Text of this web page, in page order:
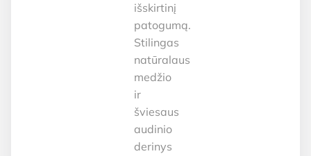
išskirtinį
patogumą.
Stilingas
natūralaus
medžio
ir
šviesaus
audinio
derinys